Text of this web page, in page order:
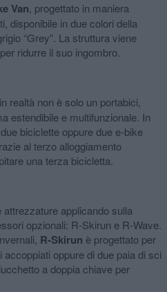
Van, progettato in maniera
disponibile in due colori della
“Grey”. La struttura viene
ridurre il suo ingombro.
in realtà non è solo un portabici,
estendibile e multifunzionale. In
biciclette oppure due e-bike
al terzo alloggiamento
una terza bicicletta.
applicando sulla
opzionali: R-Skirun e R-Wave.
R-Skirun è progettato per
oppure di due paia di sci
a doppia chiave per